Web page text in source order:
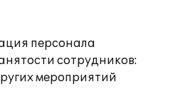
персонала
сотрудников:
мероприятий